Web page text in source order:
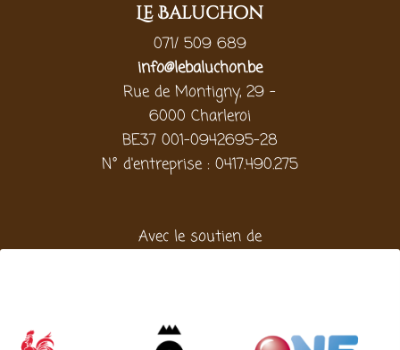
Le Baluchon
071/ 509 689
info@lebaluchon.be
Rue de Montigny, 29 -
6000 Charleroi
BE37 001-0942695-28
N° d'entreprise : 0417.490.275
Avec le soutien de